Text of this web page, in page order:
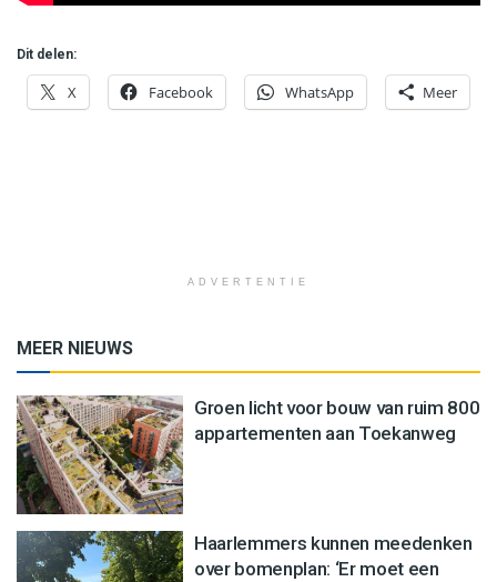
Dit delen:
X Facebook WhatsApp Meer
ADVERTENTIE
MEER NIEUWS
Groen licht voor bouw van ruim 800
appartementen aan Toekanweg
Haarlemmers kunnen meedenken
over bomenplan: ‘Er moet een